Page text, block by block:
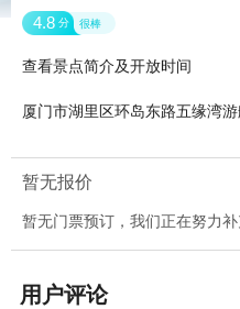
4.8 分 很棒
查看景点简介及开放时间
厦门市湖里区环岛东路五缘湾
暂无报价
暂无门票预订，我们正在努力
用户评论